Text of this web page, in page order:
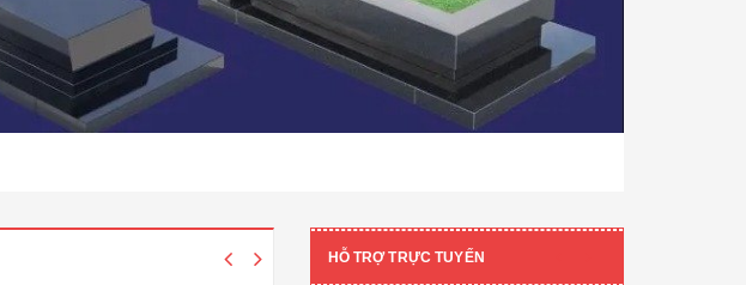
HỖ TRỢ TRỰC TUYẾN